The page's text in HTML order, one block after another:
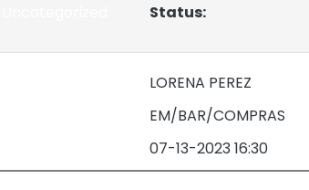
Status:
LORENA PEREZ
EM/BAR/COMPRAS
07-13-2023 16:30